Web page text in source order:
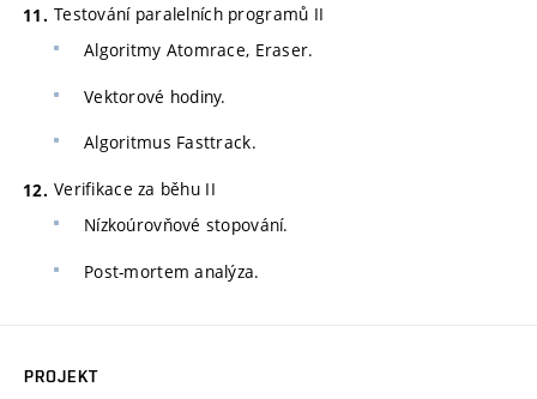
Testování paralelních programů II
Algoritmy Atomrace, Eraser.
Vektorové hodiny.
Algoritmus Fasttrack.
Verifikace za běhu II
Nízkoúrovňové stopování.
Post-mortem analýza.
PROJEKT